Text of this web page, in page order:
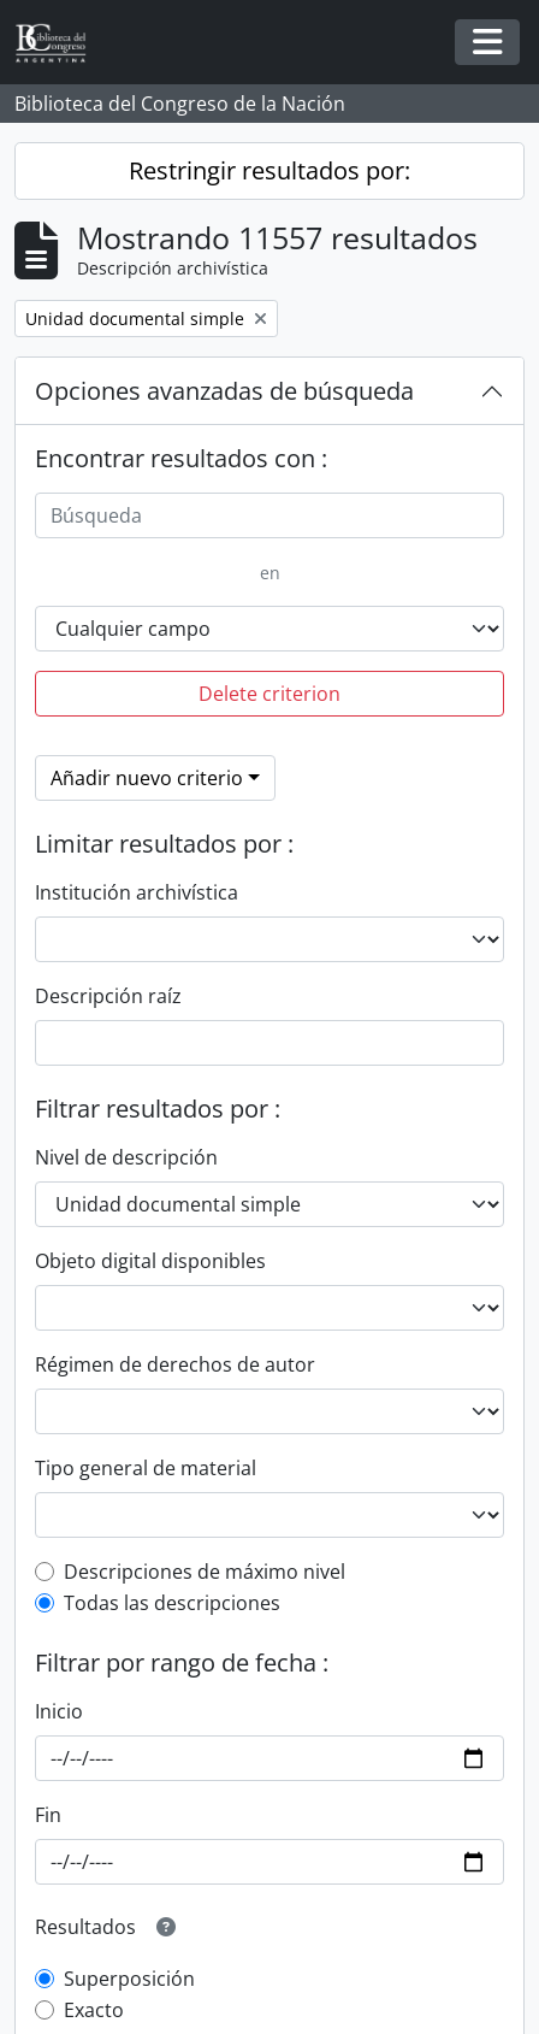
Skip to main content
Biblioteca del Congreso de la Nación
Restringir resultados por:
Mostrando 11557 resultados
Descripción archivística
Remove filter:
Unidad documental simple
Opciones avanzadas de búsqueda
Encontrar resultados con :
en
Delete criterion
Añadir nuevo criterio
Limitar resultados por :
Institución archivística
Descripción raíz
Filtrar resultados por :
Nivel de descripción
Objeto digital disponibles
Régimen de derechos de autor
Tipo general de material
Top-level description filter
Descripciones de máximo nivel
Todas las descripciones
Filtrar por rango de fecha :
Inicio
Fin
Resultados
Superposición
Exacto